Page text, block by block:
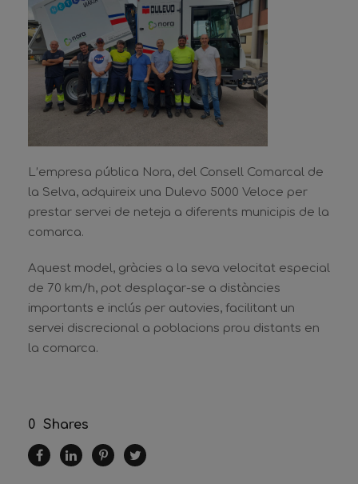
L’empresa pública Nora, del Consell Comarcal de
la Selva, adquireix una Dulevo 5000 Veloce per
prestar servei de neteja a diferents municipis de la
comarca.
Aquest model, gràcies a la seva velocitat especial
de 70 km/h, pot desplaçar-se a distàncies
importants e inclús per autovies, facilitant un
servei discrecional a poblacions prou distants en
la comarca.
0 Shares